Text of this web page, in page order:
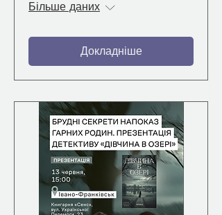
Більше даних
Докладніше